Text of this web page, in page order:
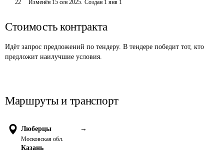
22 Изменён 15 сен 2025. Создан 1 янв 1
Стоимость контракта
Идёт запрос предложений по тендеру. В тендере победит тот, кто
предложит наилучшие условия.
Маршруты и транспорт
Люберцы →
Московская обл.
Казань